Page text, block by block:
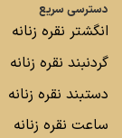
دسترسی سریع
انگشتر نقره زنانه
گردنبند نقره زنانه
دستبند نقره زنانه
ساعت نقره زنانه